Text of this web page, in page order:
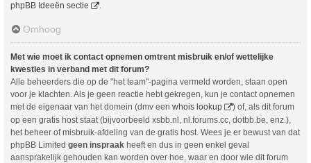
phpBB Ideeën sectie
.
Omhoog
Met wie moet ik contact opnemen omtrent misbruik en/of wettelijke
kwesties in verband met dit forum?
Alle beheerders die op de "het team"-pagina vermeld worden, staan open
voor je klachten. Als je geen reactie hebt gekregen, kun je contact opnemen
met de eigenaar van het domein (dmv een whois lookup
) of, als dit forum
op een gratis host staat (bijvoorbeeld xsbb.nl, nl.forums.cc, dotbb.be, enz.),
het beheer of misbruik-afdeling van de gratis host. Wees je er bewust van dat
phpBB Limited geen inspraak heeft en dus in geen enkel geval
aansprakelijk gehouden kan worden over hoe, waar en door wie dit forum